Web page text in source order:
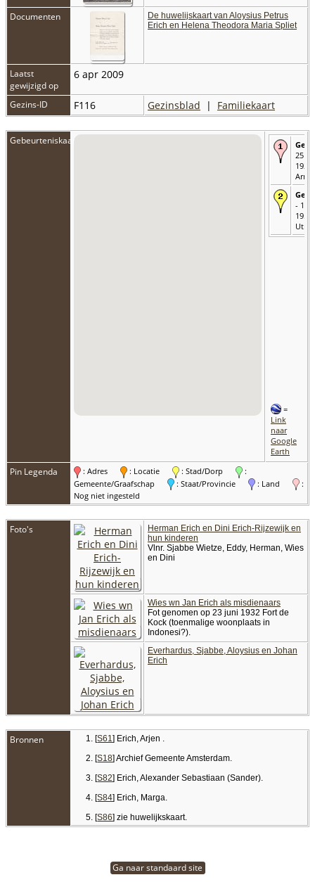
Documenten
De huwelijskaart van Aloysius Petrus
Erich en Helena Theodora Maria Spliet
Laatst
gewijzigd op
6 apr 2009
Gezins-ID F116 Gezinsblad | Familiekaart
Gebeurteniskaart
25
1922
- 19
1951
=
Link
naar
Google
Earth
Pin Legenda : Adres : Locatie : Stad/Dorp
:
Gemeente/Graafschap
: Staat/Provincie : Land
:
Nog niet ingesteld
Foto's
Herman Erich en Dini Erich-Rijzewijk en
hun kinderen
Vlnr. Sjabbe Wietze, Eddy, Herman, Wies
en Dini
Wies wn Jan Erich als misdienaars
Fot genomen op 23 juni 1932 Fort de
Kock (toenmalige woonplaats in
Indonesi?).
Everhardus, Sjabbe, Aloysius en Johan
Erich
Bronnen [S61] Erich, Arjen .
[S18] Archief Gemeente Amsterdam.
[S82] Erich, Alexander Sebastiaan (Sander).
[S84] Erich, Marga.
[S86] zie huwelijkskaart.
Ga naar standaard site